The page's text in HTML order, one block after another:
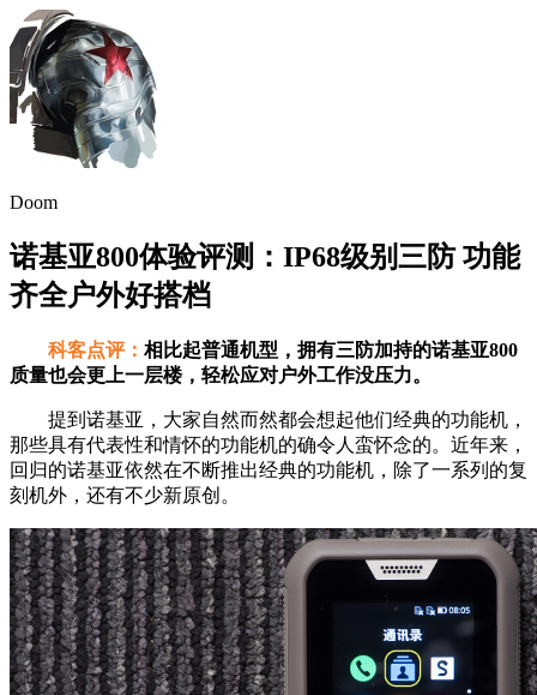
Doom
诺基亚800体验评测：IP68级别三防 功能
齐全户外好搭档
科客点评： 相比起普通机型，拥有三防加持的诺基亚800
质量也会更上一层楼，轻松应对户外工作没压力。
提到诺基亚，大家自然而然都会想起他们经典的功能机，
那些具有代表性和情怀的功能机的确令人蛮怀念的。近年来，
回归的诺基亚依然在不断推出经典的功能机，除了一系列的复
刻机外，还有不少新原创。